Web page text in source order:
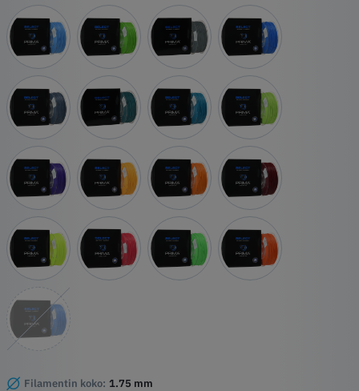
Filamentin koko: 1.75 mm